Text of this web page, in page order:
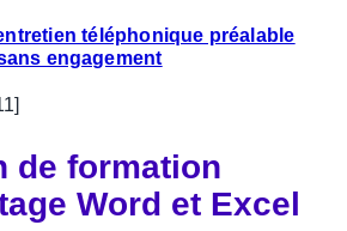
téléphonique préalable
engagement
de formation
Word et Excel